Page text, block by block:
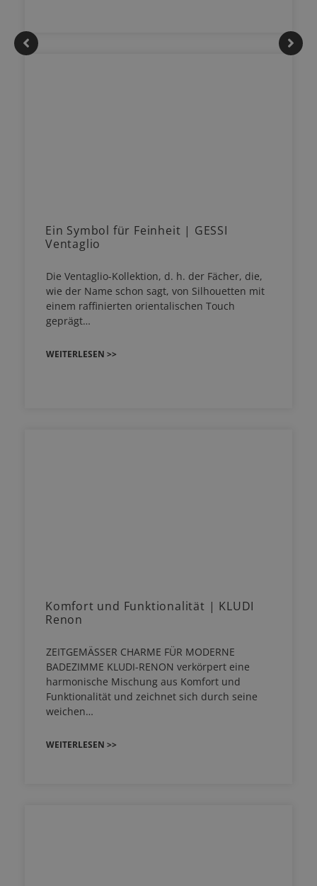
Ein Symbol für Feinheit | GESSI
Ventaglio
Die Ventaglio-Kollektion, d. h. der Fächer, die,
wie der Name schon sagt, von Silhouetten mit
einem raffinierten orientalischen Touch
geprägt…
WEITERLESEN >>
Komfort und Funktionalität | KLUDI
Renon
ZEITGEMÄSSER CHARME FÜR MODERNE
BADEZIMME KLUDI-RENON verkörpert eine
harmonische Mischung aus Komfort und
Funktionalität und zeichnet sich durch seine
weichen…
WEITERLESEN >>